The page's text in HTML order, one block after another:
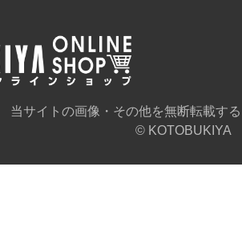
当サイトの画像・その他を無断転載す
© KOTOBUKIYA